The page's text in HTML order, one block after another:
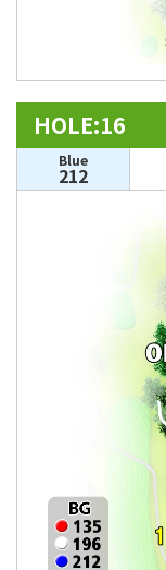
HOLE:16
Blue
212